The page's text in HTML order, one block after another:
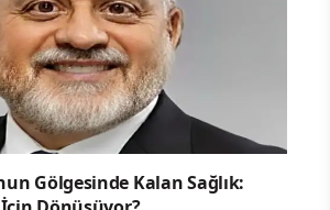
Gölgesinde Kalan Sağlık: